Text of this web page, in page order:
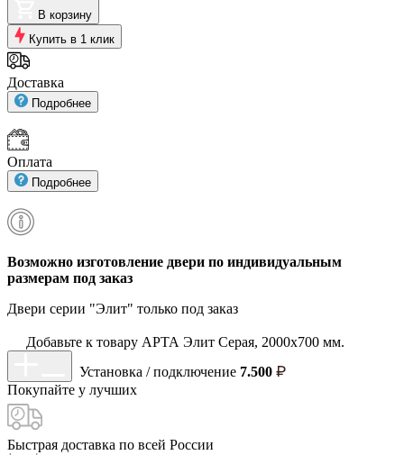
В корзину
Купить в 1 клик
Доставка
Подробнее
Оплата
Подробнее
Возможно изготовление двери по индивидуальным
размерам под заказ
Двери серии "Элит" только под заказ
Добавьте к товару АРТА Элит Серая, 2000х700 мм.
Установка / подключение 7.500
Покупайте у лучших
Быстрая доставка по всей России